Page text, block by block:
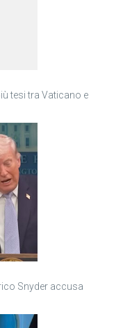
tesi tra Vaticano e
Snyder accusa